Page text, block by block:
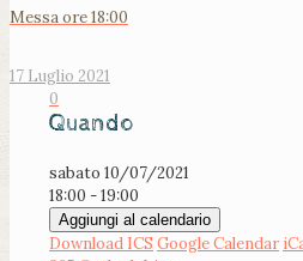
Messa ore 18:00
17 Luglio 2021
0
Quando
sabato 10/07/2021
18:00 - 19:00
Aggiungi al calendario
Download ICS Google Calendar